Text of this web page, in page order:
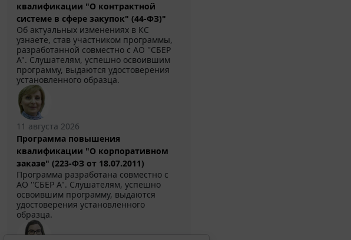
квалификации "О контрактной
системе в сфере закупок" (44-ФЗ)"
Об актуальных изменениях в КС
узнаете, став участником программы,
разработанной совместно с АО ''СБЕР
А". Слушателям, успешно освоившим
программу, выдаются удостоверения
установленного образца.
11 августа 2026
Программа повышения
квалификации "О корпоративном
заказе" (223-ФЗ от 18.07.2011)
Программа разработана совместно с
АО ''СБЕР А". Слушателям, успешно
освоившим программу, выдаются
удостоверения установленного
образца.